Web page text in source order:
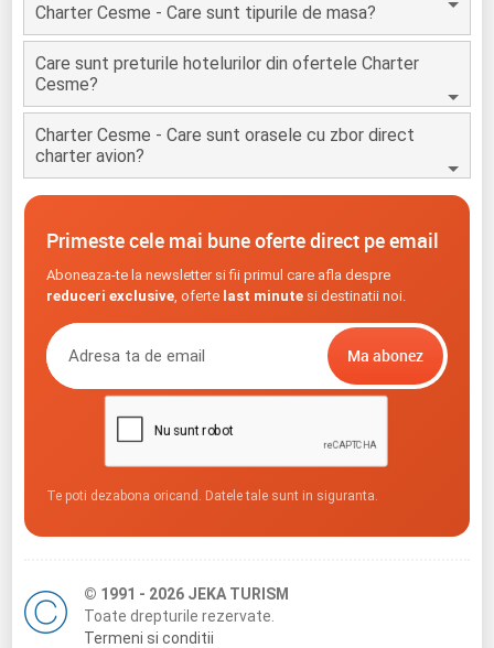
Charter Cesme - Care sunt tipurile de masa?
Care sunt preturile hotelurilor din ofertele Charter
Cesme?
Charter Cesme - Care sunt orasele cu zbor direct
charter avion?
Primeste cele mai bune oferte direct pe email
Aboneaza-te la newsletter si fii primul care afla despre
reduceri exclusive, oferte last minutesi destinatii noi.
Te poti dezabona oricand. Datele tale sunt in siguranta.
© 1991 - 2026 JEKA TURISM
Toate drepturile rezervate.
Termeni si conditii